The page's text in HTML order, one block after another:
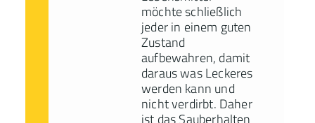
möchte schließlich
jeder in einem guten
Zustand
aufbewahren, damit
daraus was Leckeres
werden kann und
nicht verdirbt. Daher
ist das Sauberhalten